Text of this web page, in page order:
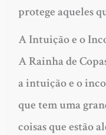
protege aqueles
A Intuição e o
A Rainha de
a intuição e o
que tem uma
coisas que estão